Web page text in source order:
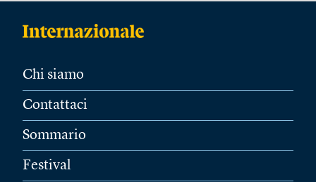
Chi siamo
Contattaci
Sommario
Festival